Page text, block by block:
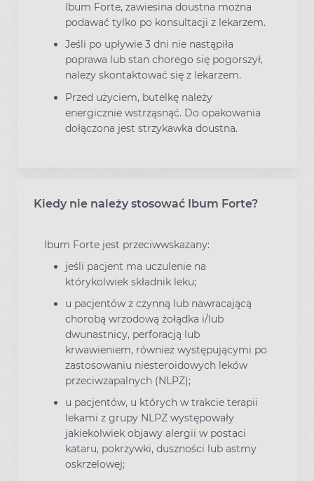
Ibum Forte, zawiesina doustna można
podawać tylko po konsultacji z lekarzem.
Jeśli po upływie 3 dni nie nastąpiła
poprawa lub stan chorego się pogorszył,
należy skontaktować się z lekarzem.
Przed użyciem, butelkę należy
energicznie wstrząsnąć. Do opakowania
dołączona jest strzykawka doustna.
Kiedy nie należy stosować Ibum Forte?
Ibum Forte jest przeciwwskazany:
jeśli pacjent ma uczulenie na
którykolwiek składnik leku;
u pacjentów z czynną lub nawracającą
chorobą wrzodową żołądka i/lub
dwunastnicy, perforacją lub
krwawieniem, również występującymi po
zastosowaniu niesteroidowych leków
przeciwzapalnych (NLPZ);
u pacjentów, u których w trakcie terapii
lekami z grupy NLPZ występowały
jakiekolwiek objawy alergii w postaci
kataru, pokrzywki, duszności lub astmy
oskrzelowej;